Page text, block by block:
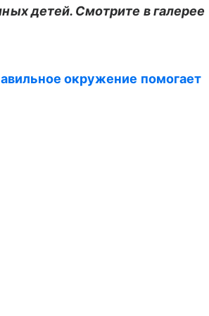
детей. Смотрите в галерее
окружение помогает